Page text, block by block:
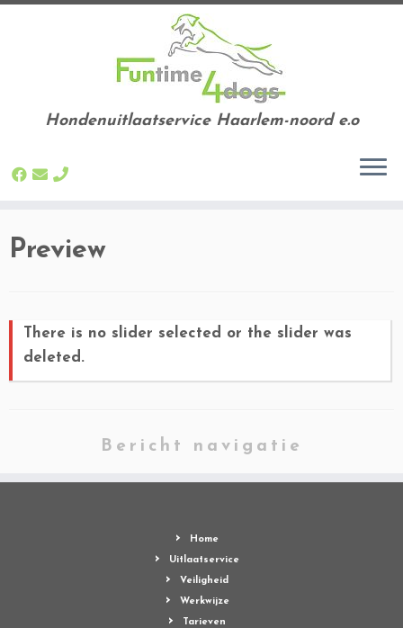
naar
Hondenuitlaatservice Haarlem-noord e.o
Preview
There is no slider selected or the slider was
deleted.
Bericht navigatie
Home
Uitlaatservice
Veiligheid
Werkwijze
Tarieven